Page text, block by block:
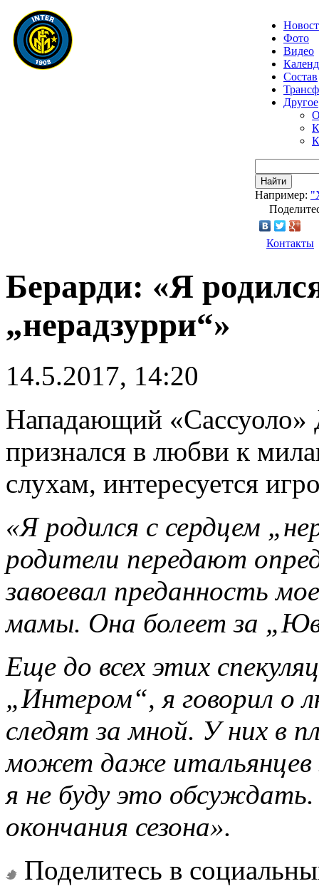
Фото
Видео
Состав
Другое
Найти
Например:
Контакты
Берарди: «Я
„нерадзурри“»
14.5.2017, 14:20
Нападающий «Сассуоло»
признался в любви к
слухам, интересуется
«Я родился с сердцем
родители передают
завоевал преданность
мамы. Она болеет за
Еще до всех этих
„Интером“, я говорил о
следят за мной. У них в
может даже итальянцев
я не буду это
окончания сезона».
Поделитесь в